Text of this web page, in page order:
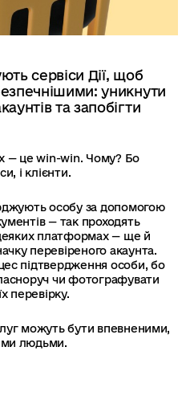
сервіси Дії, щоб
уникнути
та запобігти
— це win-win. Чому? Бо
і клієнти.
особу за допомогою
— так проходять
платформах — ще й
перевіреного акаунта.
підтвердження особи, бо
чи фотографувати
перевірку.
можуть бути впевненими,
людьми.